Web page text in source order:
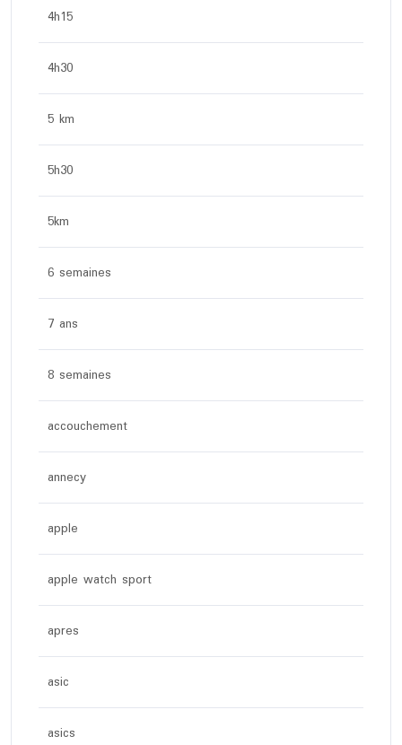
4h15
4h30
5 km
5h30
5km
6 semaines
7 ans
8 semaines
accouchement
annecy
apple
apple watch sport
apres
asic
asics